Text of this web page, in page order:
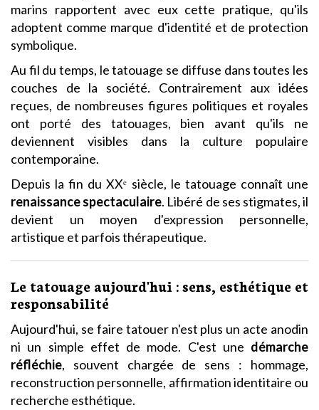
marins rapportent avec eux cette pratique, qu'ils
adoptent comme marque d'identité et de protection
symbolique.
Au fil du temps, le tatouage se diffuse dans toutes les
couches de la société. Contrairement aux idées
reçues, de nombreuses figures politiques et royales
ont porté des tatouages, bien avant qu'ils ne
deviennent visibles dans la culture populaire
contemporaine.
Depuis la fin du XXᵉ siècle, le tatouage connaît une
renaissance spectaculaire. Libéré de ses stigmates, il
devient un moyen d'expression personnelle,
artistique et parfois thérapeutique.
Le tatouage aujourd'hui : sens, esthétique et
responsabilité
Aujourd'hui, se faire tatouer n'est plus un acte anodin
ni un simple effet de mode. C'est une démarche
réfléchie, souvent chargée de sens : hommage,
reconstruction personnelle, affirmation identitaire ou
recherche esthétique.